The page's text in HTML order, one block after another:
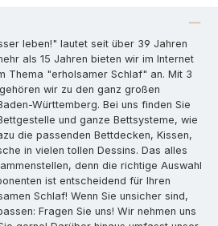
leben!" lautet seit über 39 Jahren
als 15 Jahren bieten wir im Internet
Thema "erholsamer Schlaf" an. Mit 3
wir zu den ganz großen
Württemberg. Bei uns finden Sie
und ganze Bettsysteme, wie
die passenden Bettdecken, Kissen,
in vielen tollen Dessins. Das alles
denn die richtige Auswahl
ist entscheidend für Ihren
Schlaf! Wenn Sie unsicher sind,
Fragen Sie uns! Wir nehmen uns